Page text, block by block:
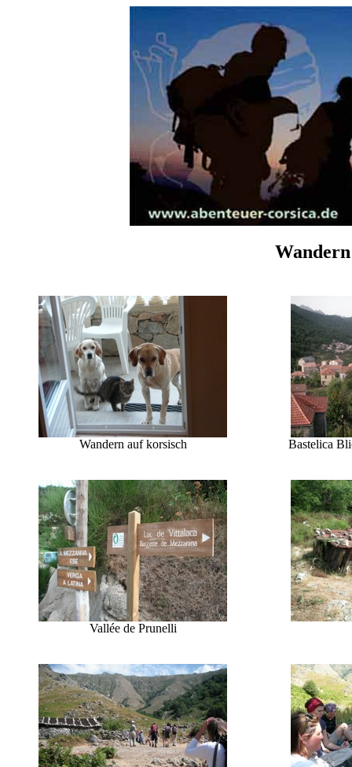
Wandern auf korsisch Bastelica
Vallée de Prunelli